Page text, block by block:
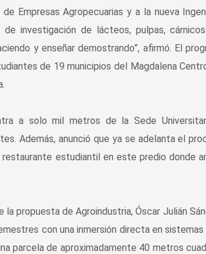
Empresas Agropecuarias y a la nueva
investigación de lácteos, pulpas,
y enseñar demostrando”, afirmó. El
de 19 municipios del Magdalena
a solo mil metros de la Sede
Además, anunció que ya se adelanta el
estudiantil en este predio donde
propuesta de Agroindustria, Óscar Julián
con una inmersión directa en
parcela de aproximadamente 40 metros